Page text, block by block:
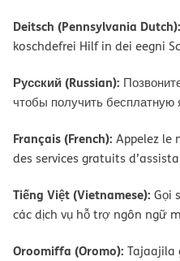
Deitsch (Pennsylvania Dutch):
koschdefrei Hilf in dei eegni
Русский (Russian):
чтобы получить
Français (French): Appelez le
des services gratuits
Tiếng Việt (Vietnamese): Gọi
các dịch vụ hỗ trợ ngôn ngữ
Oroomiffa (Oromo): Tajaajila